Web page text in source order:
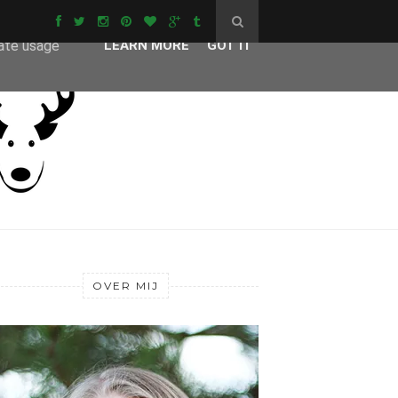
OVER MIJ
agent
usage
LEARN MORE GOT IT